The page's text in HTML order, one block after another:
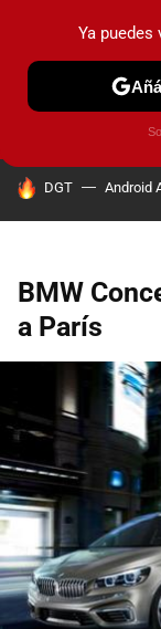
PRUEBAS
HOY SE HABLA DE
DGT Android
BMW
a París
Ya